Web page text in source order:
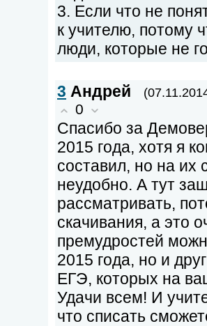
3. Если что не
к учителю, потому
люди, которые не
3 Андрей
0
Спасибо за
2015 года, хотя я
составил, но на их
неудобно. А тут
рассматривать,
скачивания, а это
премудростей
2015 года, но и
ЕГЭ, которых на
Удачи всем! И
что списать